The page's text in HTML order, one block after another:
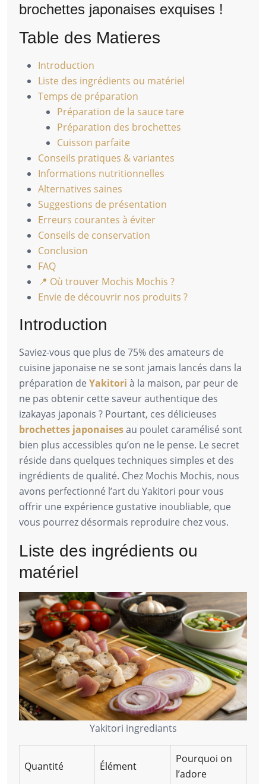
brochettes japonaises exquises !
Table des Matieres
Introduction
Liste des ingrédients ou matériel
Temps de préparation
Préparation de la sauce tare
Préparation des brochettes
Cuisson parfaite
Conseils pratiques & variantes
Informations nutritionnelles
Alternatives saines
Suggestions de présentation
Erreurs courantes à éviter
Conseils de conservation
Conclusion
FAQ
📍 Où trouver Mochis Mochis ?
Envie de découvrir nos produits ?
Introduction
Saviez-vous que plus de 75% des amateurs de
cuisine japonaise ne se sont jamais lancés dans la
préparation de Yakitori à la maison, par peur de
ne pas obtenir cette saveur authentique des
izakayas japonais ? Pourtant, ces délicieuses
brochettes japonaisesau poulet caramélisé sont
bien plus accessibles qu’on ne le pense. Le secret
réside dans quelques techniques simples et des
ingrédients de qualité. Chez Mochis Mochis, nous
avons perfectionné l’art du Yakitori pour vous
offrir une expérience gustative inoubliable, que
vous pourrez désormais reproduire chez vous.
Liste des ingrédients ou
matériel
Yakitori ingrediants
Quantité Élément
Pourquoi on
l’adore